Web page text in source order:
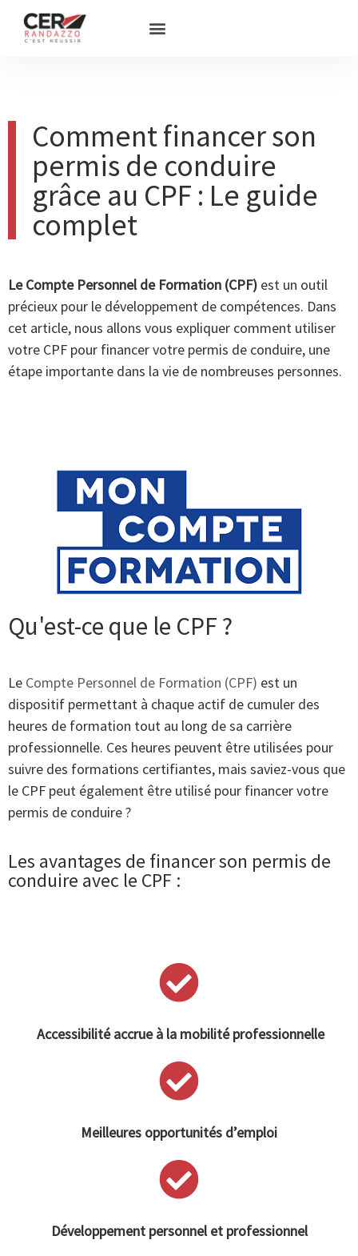
Comment financer son
permis de conduire
grâce au CPF : Le guide
complet
Le Compte Personnel de Formation (CPF) est un outil
précieux pour le développement de compétences. Dans
cet article, nous allons vous expliquer comment utiliser
votre CPF pour financer votre permis de conduire, une
étape importante dans la vie de nombreuses personnes.
Qu'est-ce que le CPF ?
Le Compte Personnel de Formation (CPF) est un
dispositif permettant à chaque actif de cumuler des
heures de formation tout au long de sa carrière
professionnelle. Ces heures peuvent être utilisées pour
suivre des formations certifiantes, mais saviez-vous que
le CPF peut également être utilisé pour financer votre
permis de conduire ?
Les avantages de financer son permis de
conduire avec le CPF :
Accessibilité accrue à la mobilité professionnelle
Meilleures opportunités d’emploi
Développement personnel et professionnel